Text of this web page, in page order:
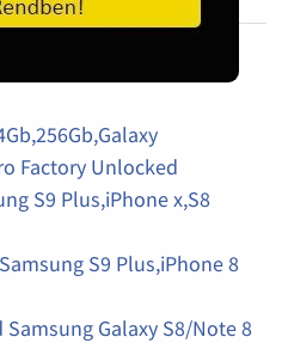
factory
Factory Unlocked
S9 Plus,iPhone x,S8
S9 Plus,iPhone 8
Galaxy S8/Note 8